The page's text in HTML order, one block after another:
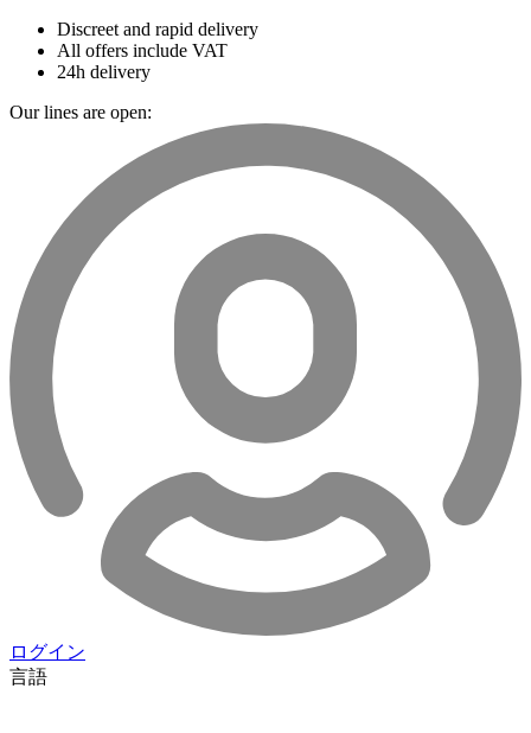
Discreet and rapid delivery
All offers include VAT
24h delivery
Our lines are open:
ログイン
言語